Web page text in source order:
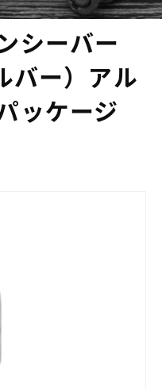
シーバー
バー）アル
ッケージ